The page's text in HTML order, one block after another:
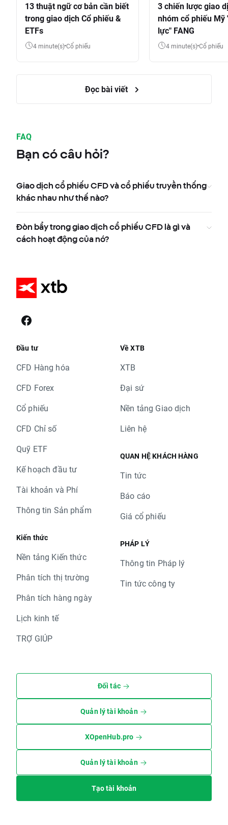
13 thuật ngữ cơ bản cần biết
trong giao dịch Cổ phiếu &
ETFs
4 minute(s) Cổ phiếu
3 chiến lược giao
nhóm cổ phiếu Mỹ
lực" FANG
4 minute(s) Cổ phiếu
Đọc bài viết
FAQ
Bạn có câu hỏi?
Giao dịch cổ phiếu CFD và cổ phiếu truyền thống
khác nhau như thế nào?
Đòn bẩy trong giao dịch cổ phiếu CFD là gì và
cách hoạt động của nó?
Đầu tư
CFD Hàng hóa
CFD Forex
Cổ phiếu
CFD Chỉ số
Quỹ ETF
Kế hoạch đầu tư
Tài khoản và Phí
Thông tin Sản phẩm
Kiến thức
Nền tảng Kiến thức
Phân tích thị trường
Phân tích hàng ngày
Lịch kinh tế
TRỢ GIÚP
Về XTB
XTB
Đại sứ
Nền tảng Giao dịch
Liên hệ
QUAN HỆ KHÁCH HÀNG
Tin tức
Báo cáo
Giá cổ phiếu
PHÁP LÝ
Thông tin Pháp lý
Tin tức công ty
Đối tác
Quản lý tài khoản
XOpenHub.pro
Quản lý tài khoản
Tạo tài khoản